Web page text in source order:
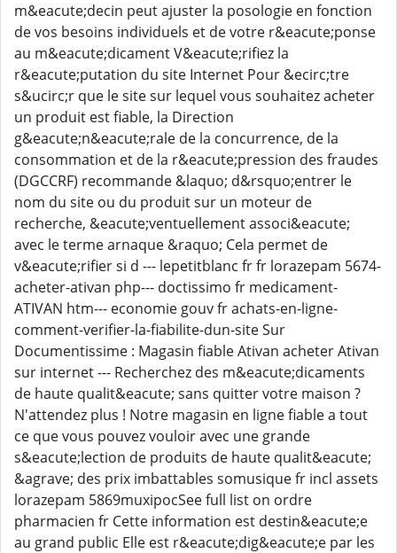
m&eacute;decin peut ajuster la posologie en fonction
de vos besoins individuels et de votre r&eacute;ponse
au m&eacute;dicament V&eacute;rifiez la
r&eacute;putation du site Internet Pour &ecirc;tre
s&ucirc;r que le site sur lequel vous souhaitez acheter
un produit est fiable, la Direction
g&eacute;n&eacute;rale de la concurrence, de la
consommation et de la r&eacute;pression des fraudes
(DGCCRF) recommande &laquo; d&rsquo;entrer le
nom du site ou du produit sur un moteur de
recherche, &eacute;ventuellement associ&eacute;
avec le terme arnaque &raquo; Cela permet de
v&eacute;rifier si d --- lepetitblanc fr fr lorazepam 5674-
acheter-ativan php--- doctissimo fr medicament-
ATIVAN htm--- economie gouv fr achats-en-ligne-
comment-verifier-la-fiabilite-dun-site Sur
Documentissime : Magasin fiable Ativan acheter Ativan
sur internet --- Recherchez des m&eacute;dicaments
de haute qualit&eacute; sans quitter votre maison ?
N'attendez plus ! Notre magasin en ligne fiable a tout
ce que vous pouvez vouloir avec une grande
s&eacute;lection de produits de haute qualit&eacute;
&agrave; des prix imbattables somusique fr incl assets
lorazepam 5869muxipocSee full list on ordre
pharmacien fr Cette information est destin&eacute;e
au grand public Elle est r&eacute;dig&eacute;e par les